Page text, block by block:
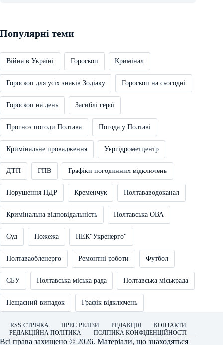
Популярні теми
Війна в Україні Гороскоп Кримінал
Гороскоп для усіх знаків Зодіаку Гороскоп на сьогодні
Гороскоп на день Загиблі герої
Прогноз погоди Полтава Погода у Полтаві
Кримінальне провадження Укргідрометцентр
ДТП ГПВ Графіки погодинних відключень
Порушення ПДР Кременчук Полтававодоканал
Кримінальна відповідальність Полтавська ОВА
Суд Пожежа НЕК"Укренерго"
Полтаваобленерго Ремонтні роботи Футбол
СБУ Полтавська міська рада Полтавська міськрада
Нещасний випадок Графік відключень
RSS-СТРІЧКА ПРЕС-РЕЛІЗИ РЕДАКЦІЯ
КОНТАКТИ
РЕДАКЦІЙНА ПОЛІТИКА
ПОЛІТИКА КОНФІДЕНЦІЙНОСТІ
Всі права захищено © 2026. Матеріали, що знаходяться